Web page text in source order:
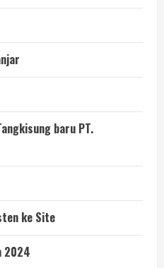
baru PT.
ke Site
2024